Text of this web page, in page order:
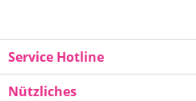
Service Hotline
Nützliches